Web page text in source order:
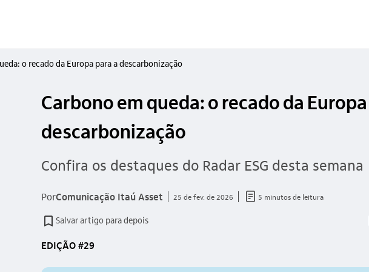
o recado da Europa para a descarbonização
Carbono em queda: o recado da
descarbonização
Confira os destaques do Radar ESG desta semana
PorComunicação Itaú Asset 25 de fev. de 2026 documento_outline 5 minutos de leitura
Salvar artigo para depois
EDIÇÃO #29